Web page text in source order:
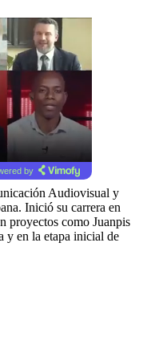
by
Audiovisual y
Inició su carrera en
proyectos como Juanpis
y en la etapa inicial de